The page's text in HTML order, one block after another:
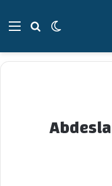
بحثالوضع